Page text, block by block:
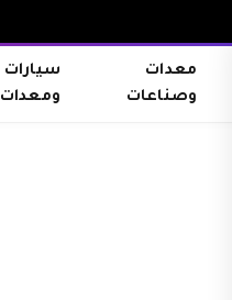
معدات
وصناعات
سيارات
ومعدات